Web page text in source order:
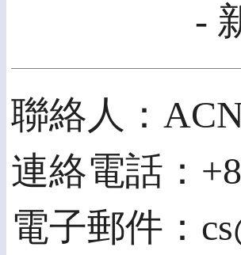
-
聯絡人：
連絡電話：
電子郵件：